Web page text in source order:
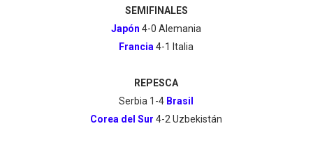
SEMIFINALES
Japón 4-0 Alemania
Francia 4-1 Italia
REPESCA
Serbia 1-4 Brasil
Corea del Sur 4-2 Uzbekistán